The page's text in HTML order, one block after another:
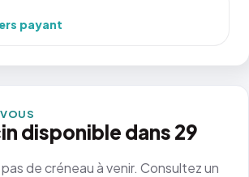
payant
disponible dans 29
de créneau à venir. Consultez un